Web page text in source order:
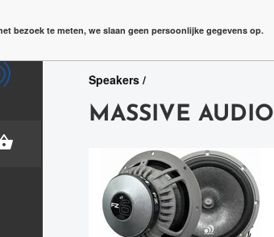
Speakers /
MASSIVE AUDIO
bezoek te meten, we slaan geen persoonlijke gegevens op.